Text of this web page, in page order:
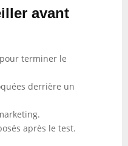
avant
terminer le
derrière un
après le test.